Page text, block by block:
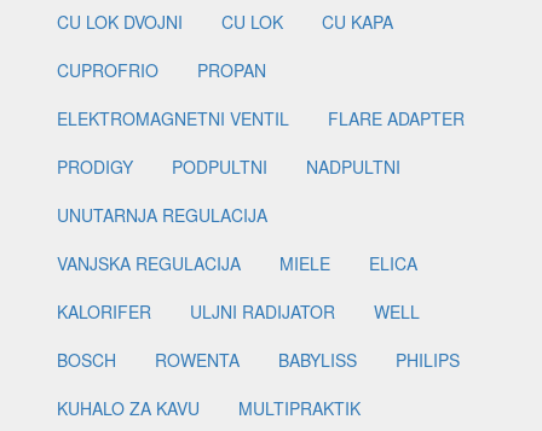
CU LOK DVOJNI
CU LOK
CU KAPA
CUPROFRIO
PROPAN
ELEKTROMAGNETNI VENTIL
FLARE ADAPTER
PRODIGY
PODPULTNI
NADPULTNI
UNUTARNJA REGULACIJA
VANJSKA REGULACIJA
MIELE
ELICA
KALORIFER
ULJNI RADIJATOR
WELL
BOSCH
ROWENTA BABYLISS
PHILIPS
KUHALO ZA KAVU
MULTIPRAKTIK